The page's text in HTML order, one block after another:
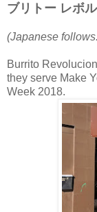
ブリトー レボ
(Japanese
Burrito
they serve Make
Week 2018.